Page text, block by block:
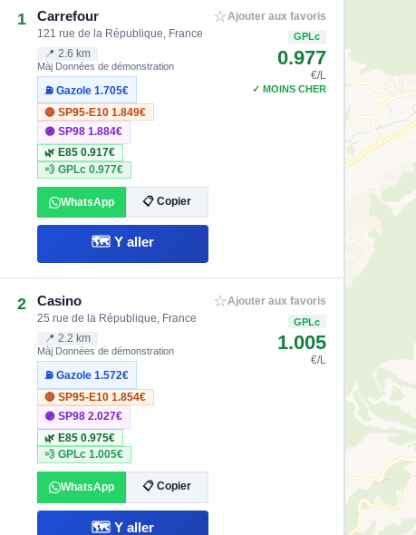
1 Carrefour
121 rue de la République, France
📍 2.6 km
Màj Données de démonstration
⛽ Gazole1.705€
🔴 SP95-E101.849€
🟣 SP981.884€
🌿 E850.917€
💨 GPLc0.977€
WhatsApp 📋 Copier
🗺️ Y aller
☆Ajouter aux favoris
GPLc
0.977
€/L
✓ MOINS CHER
2 Casino
25 rue de la République, France
📍 2.2 km
Màj Données de démonstration
⛽ Gazole1.572€
🔴 SP95-E101.854€
🟣 SP982.027€
🌿 E850.975€
💨 GPLc1.005€
WhatsApp 📋 Copier
🗺️ Y aller
☆Ajouter aux favoris
GPLc
1.005
€/L